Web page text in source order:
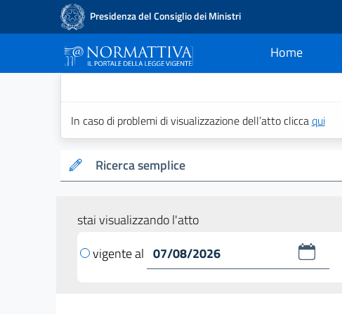
Presidenza del Consiglio dei Ministri
Home
current
In caso di problemi di visualizzazione dell’atto cliccaqui
Ricerca semplice
stai visualizzando l'atto
vigente al